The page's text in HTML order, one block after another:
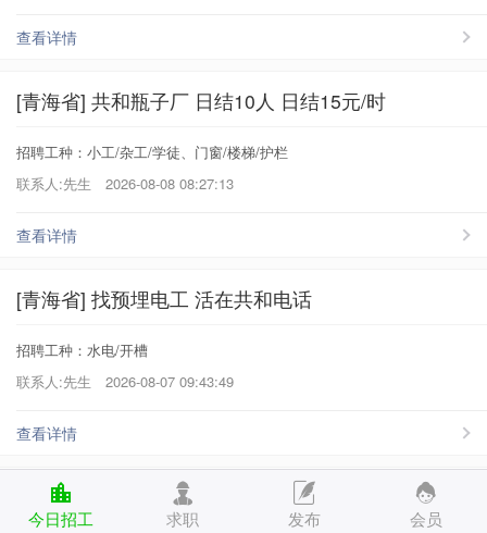
查看详情
[青海省] 共和瓶子厂 日结10人 日结15元/时
招聘工种：小工/杂工/学徒、门窗/楼梯/护栏
联系人:先生
2026-08-08 08:27:13
查看详情
[青海省] 找预埋电工 活在共和电话
招聘工种：水电/开槽
联系人:先生
2026-08-07 09:43:49
查看详情
[青海省] 共和二塔拉到民和75小挖机一台
今日招工 求职 发布 会员